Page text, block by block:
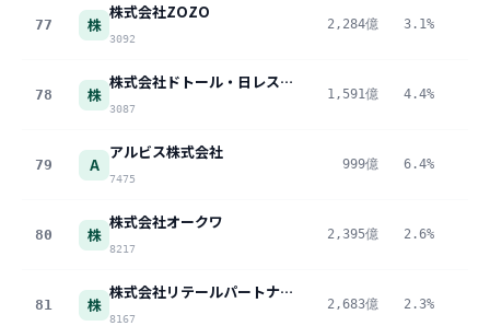
77 株
株式会社ZOZO
3092
2,284億 3.1%
78 株
株式会社ドトール・日レスホールディングス
3087
1,591億 4.4%
79 A
アルビス株式会社
7475
999億 6.4%
80 株
株式会社オークワ
8217
2,395億 2.6%
81 株
株式会社リテールパートナーズ
8167
2,683億 2.3%